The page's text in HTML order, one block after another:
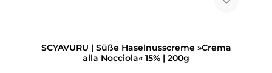
SCYAVURU | Süße Haselnusscreme »Crema
alla Nocciola« 15% | 200g